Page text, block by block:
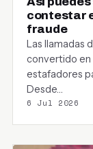
contestar
fraude
Las llamadas
convertido en
estafadores
Desde…
6 Jul 2026